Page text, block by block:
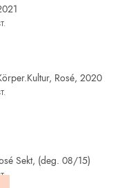
Rosé, 2020
Sekt, (deg. 08/15)